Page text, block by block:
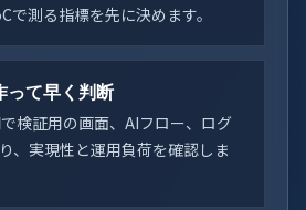
で測る指標を先に決めます。
って早く判断
検証用の画面、AIフロー、ログ
、実現性と運用負荷を確認しま